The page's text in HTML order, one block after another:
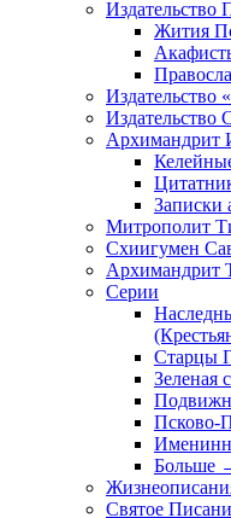
Издательство
Жития
Издательство
Издательство
Архимандрит
Записки
Митрополит
Схиигумен
Архимандрит
Серии
Старцы
Зеленая
Псково-
Больше
Святое